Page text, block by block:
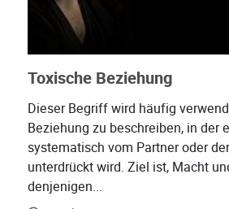
Toxische Beziehung
Dieser Begriff wird häufig
Beziehung zu beschreiben, in der
systematisch vom Partner oder
unterdrückt wird. Ziel ist, Macht
denjenigen...